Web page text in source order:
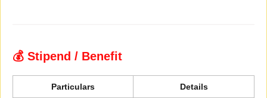
💰 Stipend / Benefit
Particulars Details